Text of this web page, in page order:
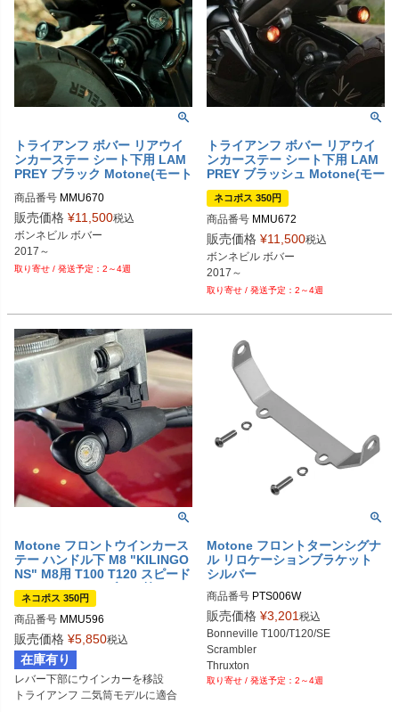
トライアンフ ボバー リアウイ
ンカーステー シート下用 LAM
PREY ブラック Motone(モート
商品番号 MMU670
販売価格 ¥11,500税込
ボンネビル ボバー
2017～
2～4週
トライアンフ ボバー リアウイ
ンカーステー シート下用 LAM
PREY ブラッシュ Motone(モー
トーン)
ネコポス 350円
商品番号 MMU672
販売価格 ¥11,500税込
ボンネビル ボバー
2017～
2～4週
Motone フロントウインカース
テー ハンドル下 M8 "KILINGO
NS" M8用 T100 T120 スピード
ツイン スクランブラー等
ネコポス 350円
商品番号 MMU596
販売価格 ¥5,850税込
在庫有り
レバー下部にウインカーを移設
トライアンフ 二気筒モデルに適合
Motone フロントターンシグナ
ル リロケーションブラケット
シルバー
商品番号 PTS006W
販売価格 ¥3,201 税込
Bonneville T100/T120/SE
Scrambler
2～4週